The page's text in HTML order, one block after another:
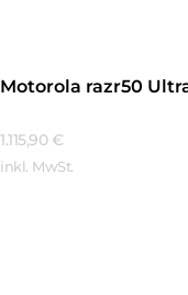
Motorola razr50
1.115,90 €
inkl. MwSt.